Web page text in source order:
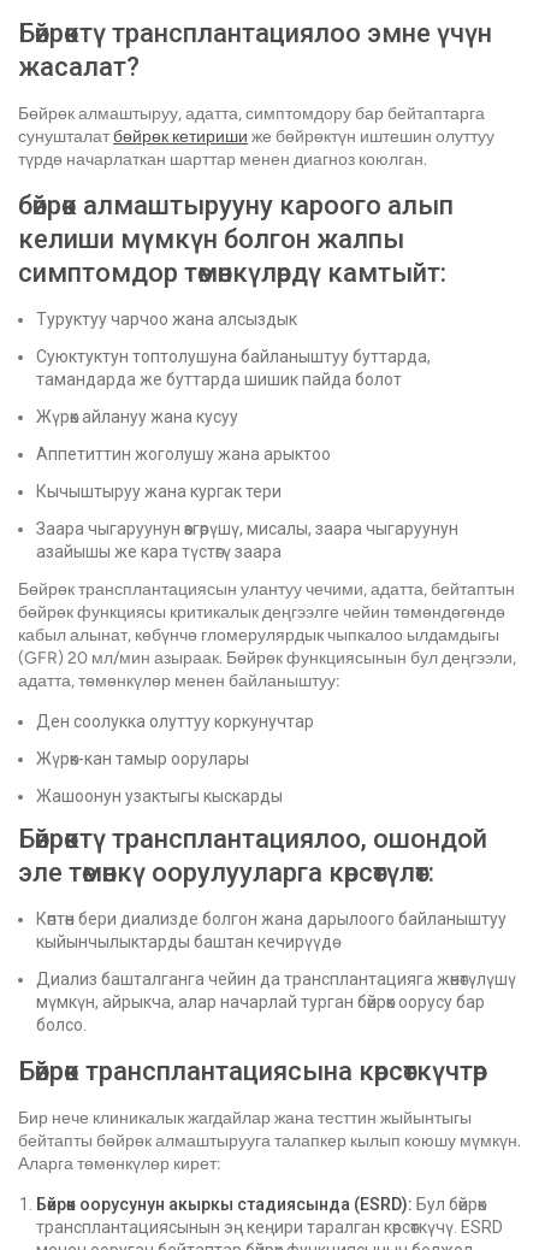
Бөйрөктү трансплантациялоо эмне үчүн
жасалат?
Бөйрөк алмаштыруу, адатта, симптомдору бар бейтаптарга
сунушталатбөйрөк кетириши же бөйрөктүн иштешин олуттуу
түрдө начарлаткан шарттар менен диагноз коюлган.
бөйрөк алмаштырууну кароого алып
келиши мүмкүн болгон жалпы
симптомдор төмөнкүлөрдү камтыйт:
Туруктуу чарчоо жана алсыздык
Суюктуктун топтолушуна байланыштуу буттарда,
тамандарда же буттарда шишик пайда болот
Жүрөк айлануу жана кусуу
Аппетиттин жоголушу жана арыктоо
Кычыштыруу жана кургак тери
Заара чыгаруунун өзгөрүшү, мисалы, заара чыгаруунун
азайышы же кара түстөгү заара
Бөйрөк трансплантациясын улантуу чечими, адатта, бейтаптын
бөйрөк функциясы критикалык деңгээлге чейин төмөндөгөндө
кабыл алынат, көбүнчө гломерулярдык чыпкалоо ылдамдыгы
(GFR) 20 мл/мин азыраак. Бөйрөк функциясынын бул деңгээли,
адатта, төмөнкүлөр менен байланыштуу:
Ден соолукка олуттуу коркунучтар
Жүрөк-кан тамыр оорулары
Жашоонун узактыгы кыскарды
Бөйрөктү трансплантациялоо, ошондой
эле төмөнкү оорулууларга көрсөтүлөт:
Көптөн бери диализде болгон жана дарылоого байланыштуу
кыйынчылыктарды баштан кечирүүдө
Диализ башталганга чейин да трансплантацияга жөнөтүлүшү
мүмкүн, айрыкча, алар начарлай турган бөйрөк оорусу бар
болсо.
Бөйрөк трансплантациясына көрсөткүчтөр
Бир нече клиникалык жагдайлар жана тесттин жыйынтыгы
бейтапты бөйрөк алмаштырууга талапкер кылып коюшу мүмкүн.
Аларга төмөнкүлөр кирет:
Бөйрөк оорусунун акыркы стадиясында (ESRD): Бул бөйрөк
трансплантациясынын эң кеңири таралган көрсөткүчү. ESRD